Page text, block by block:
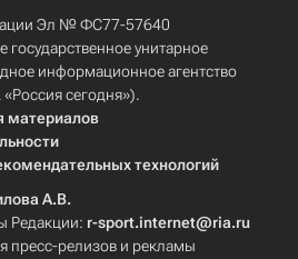
Эл № ФС77-57640
унитарное
информационное агентство
сегодня»).
материалов
технологий
А.В.
Редакции: r-sport.internet@ria.ru
пресс-релизов и рекламы